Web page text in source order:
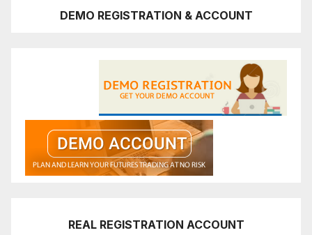
DEMO REGISTRATION & ACCOUNT
REAL REGISTRATION ACCOUNT